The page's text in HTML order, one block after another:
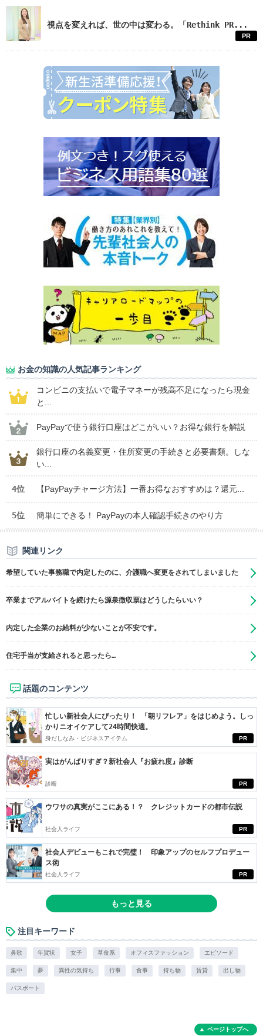
視点を変えれば、世の中は変わる。「Rethink PR...
PR
お金の知識の人気記事ランキング
コンビニの支払いで電子マネーが残高不足になったら現金
と...
PayPayで使う銀行口座はどこがいい？お得な銀行を解説
銀行口座の名義変更・住所変更の手続きと必要書類。しな
い...
4位 【PayPayチャージ方法】一番お得なおすすめは？還元...
5位 簡単にできる！ PayPayの本人確認手続きのやり方
関連リンク
希望していた事務職で内定したのに、介護職へ変更をされてしまいました
卒業までアルバイトを続けたら源泉徴収票はどうしたらいい？
内定した企業のお給料が少ないことが不安です。
住宅手当が支給されると思ったら…
話題のコンテンツ
PR
忙しい新社会人にぴったり！ 「朝リフレア」をはじめよう。しっ
かりニオイケアして24時間快適。
身だしなみ・ビジネスアイテム
PR
実はがんばりすぎ？新社会人『お疲れ度』診断
診断
PR
ウワサの真実がここにある！？ クレジットカードの都市伝説
社会人ライフ
PR
社会人デビューもこれで完璧！ 印象アップのセルフプロデュー
ス術
社会人ライフ
もっと見る
注目キーワード
鼻歌 年賀状 女子 草食系 オフィスファッション エピソード
集中 夢 異性の気持ち 行事 食事 持ち物 賃貸 出し物
パスポート
ページトップへ